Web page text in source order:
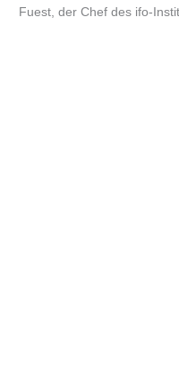
Fuest, der Chef des ifo-